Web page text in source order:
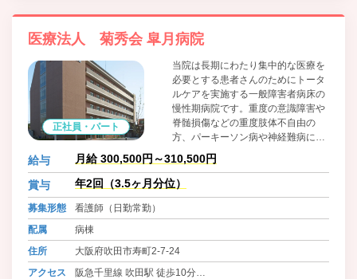
医療法人 菊秀会 皐月病院
正社員・パート
当院は長期にわたり集中的な医療を
必要とする患者さんのためにトータ
ルケアを実施する一般障害者病床の
慢性期病院です。重度の意識障害や
脊髄損傷などの重度肢体不自由の
方、パーキーソン病や神経難病に罹
患された方、人工呼吸器管理を必要
とされる方などさまざまな病態の患
者さんが療養されています。病院理
給与 月給 300,500円～310,500円
賞与 年2回（3.5ヶ月分位）
募集形態
看護師（日勤常勤）
配属
病棟
住所
大阪府吹田市寿町2-7-24
アクセス
阪急千里線 吹田駅 徒歩10分